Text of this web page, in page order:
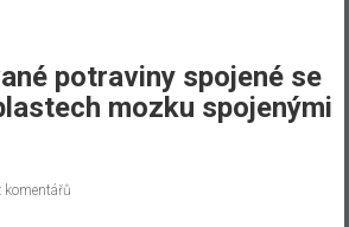
potraviny spojené se
mozku spojenými
komentářů